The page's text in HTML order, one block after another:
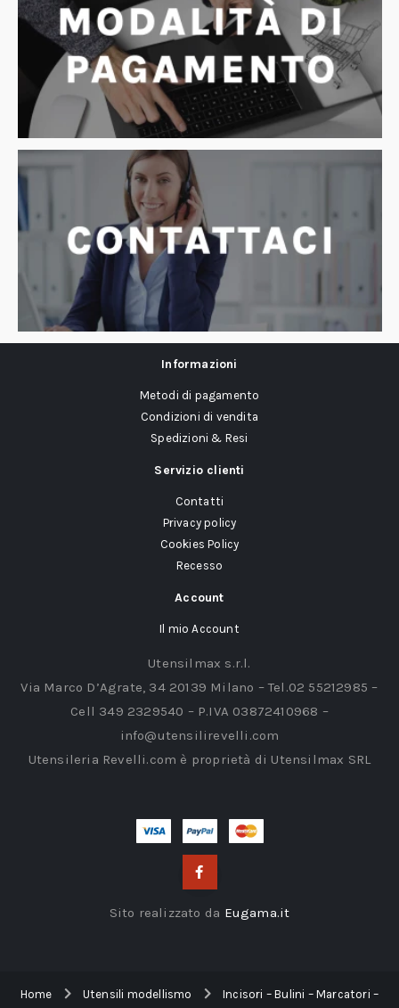
Informazioni
Metodi di pagamento
Condizioni di vendita
Spedizioni & Resi
Servizio clienti
Contatti
Privacy policy
Cookies Policy
Recesso
Account
Il mio Account
Utensilmax s.r.l.
Via Marco D’Agrate, 34 20139 Milano – Tel.02 55212985 –
Cell 349 2329540 – P.IVA 03872410968 –
info@utensilirevelli.com
Utensileria Revelli.com è proprietà di Utensilmax SRL
Sito realizzato da Eugama.it
Home Utensili modellismo Incisori – Bulini – Marcatori –